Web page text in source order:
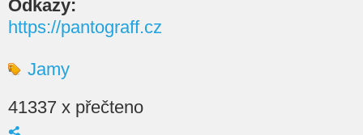
Odkazy:
https://pantograff.cz
Jamy
41337 x přečteno